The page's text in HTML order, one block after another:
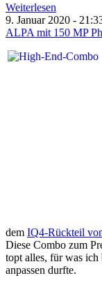
Weiterlesen
9. Januar 2020 -
ALPA mit 150 MP
dem IQ4-Rückteil
Diese Combo zum
topt alles, für was ich
anpassen durfte.